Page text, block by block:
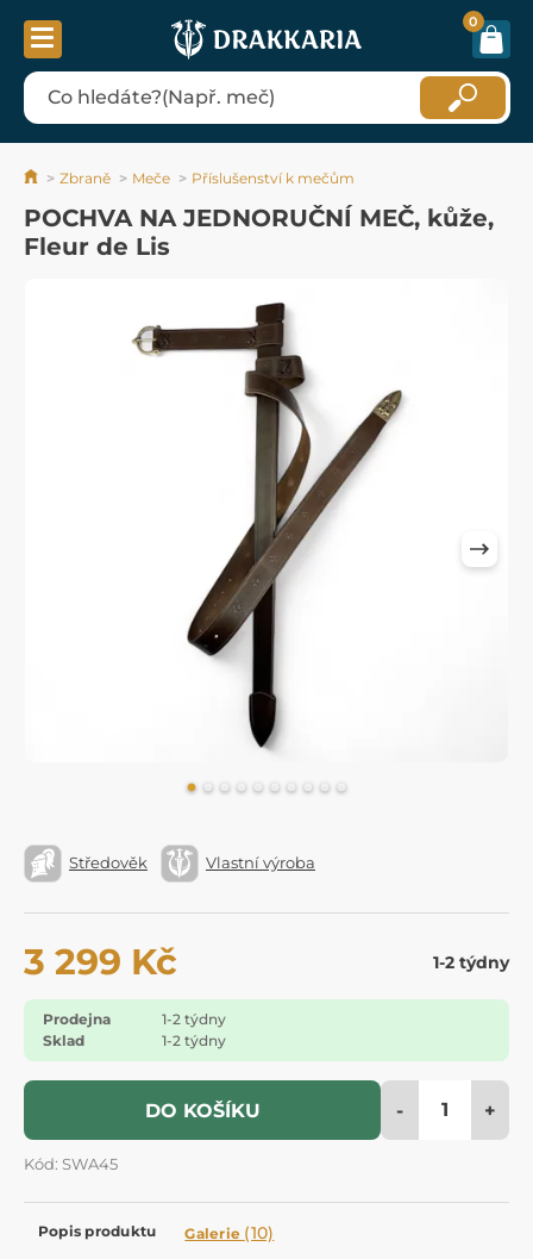
0
Zbraně Meče Příslušenství k mečům
POCHVA NA JEDNORUČNÍ MEČ, kůže,
Fleur de Lis
Středověk Vlastní výroba
3 299 Kč 1-2 týdny
Prodejna
1-2 týdny
Sklad
1-2 týdny
DO KOŠÍKU - +
Kód: SWA45
Popis produktu Galerie (10)